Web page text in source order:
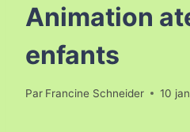
Animation
enfants
Par Francine Schneider 10